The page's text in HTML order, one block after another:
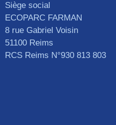
Siège social
ECOPARC FARMAN
8 rue Gabriel Voisin
51100 Reims
RCS Reims N°930 813 803